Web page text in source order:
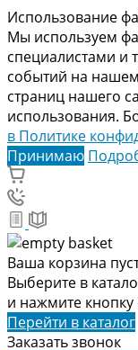
Использование
Мы используем
специалистами и
событий на
страниц нашего
использования.
в Политике
Принимаю
Ваша корзина
Выберите в
и нажмите кнопку
Перейти в каталог
Заказать звонок